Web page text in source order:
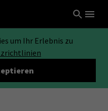
um Ihr Erlebnis zu